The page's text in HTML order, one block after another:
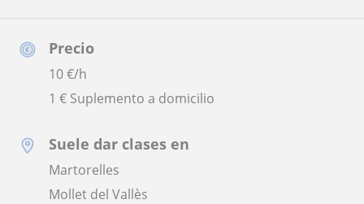
Precio
10€/h
1 € Suplemento a domicilio
Suele dar clases en
Martorelles
Mollet del Vallès